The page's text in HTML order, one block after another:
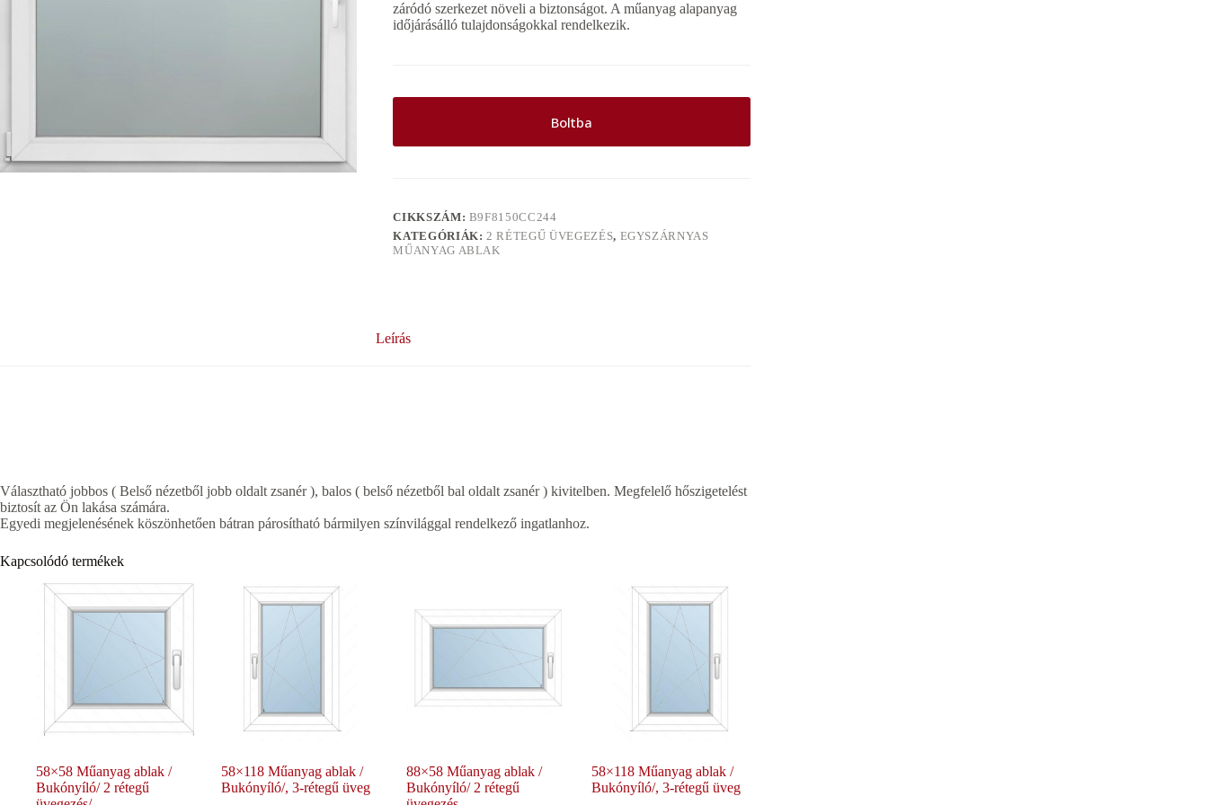
záródó szerkezet növeli a biztonságot. A műanyag alapanyag
időjárásálló tulajdonságokkal rendelkezik.
Boltba
CIKKSZÁM: B9F8150CC244
KATEGÓRIÁK:2 RÉTEGŰ ÜVEGEZÉS, EGYSZÁRNYAS
MŰANYAG ABLAK
Leírás
Választható jobbos ( Belső nézetből jobb oldalt zsanér ), balos ( belső nézetből bal oldalt zsanér ) kivitelben. Megfelelő hőszigetelést
biztosít az Ön lakása számára.
Egyedi megjelenésének köszönhetően bátran párosítható bármilyen színvilággal rendelkező ingatlanhoz.
Kapcsolódó termékek
58×58 Műanyag ablak /
Bukónyíló/ 2 rétegű
58×118 Műanyag ablak /
Bukónyíló/, 3-rétegű üveg
88×58 Műanyag ablak /
Bukónyíló/ 2 rétegű
58×118 Műanyag ablak /
Bukónyíló/, 3-rétegű üveg